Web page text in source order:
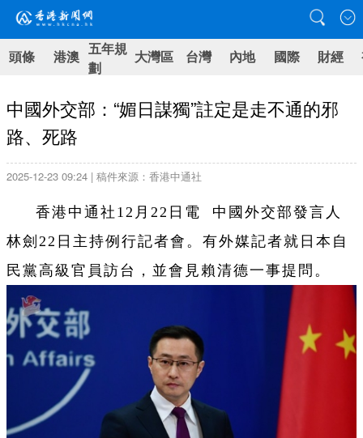
頭條 港澳 五年規
劃
大灣區 台灣 內地 國際 財經
中國外交部：“媚日謀獨”註定是走不通的邪
路、死路
2025-12-23 09:24 | 稿件來源：香港中通社
香港中通社12月22日電 中國外交部發言人
林劍22日主持例行記者會。有外媒記者就日本自
民黨高級官員訪台，並會見賴清德一事提問。